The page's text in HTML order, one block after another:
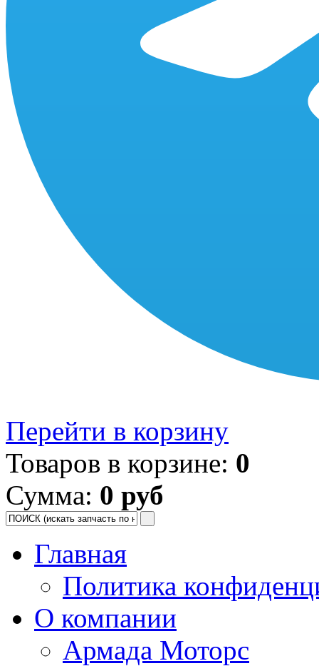
Перейти в корзину
Товаров в корзине: 0
Сумма: 0 руб
Главная
Политика
О компании
Армада Моторс